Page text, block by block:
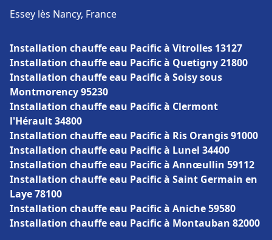
Essey lès Nancy, France
Installation chauffe eau Pacific à Vitrolles 13127
Installation chauffe eau Pacific à Quetigny 21800
Installation chauffe eau Pacific à Soisy sous
Montmorency 95230
Installation chauffe eau Pacific à Clermont
l'Hérault 34800
Installation chauffe eau Pacific à Ris Orangis 91000
Installation chauffe eau Pacific à Lunel 34400
Installation chauffe eau Pacific à Annœullin 59112
Installation chauffe eau Pacific à Saint Germain en
Laye 78100
Installation chauffe eau Pacific à Aniche 59580
Installation chauffe eau Pacific à Montauban 82000